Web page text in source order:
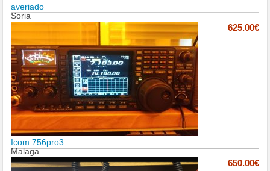
averiado
Soria
625.00€
Icom 756pro3
Malaga
650.00€